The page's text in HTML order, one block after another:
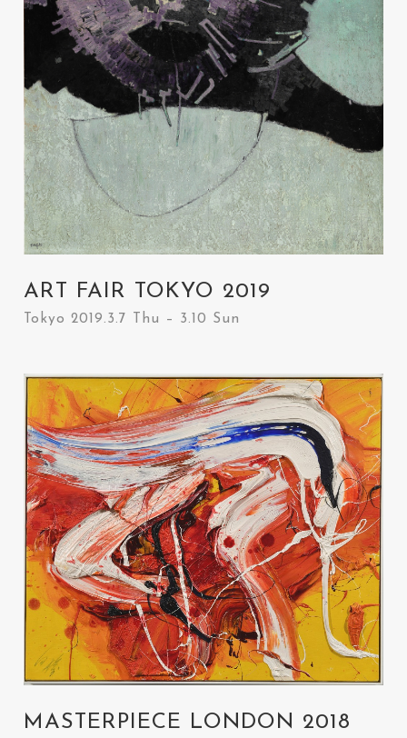
ART FAIR TOKYO 2019
Tokyo 2019.3.7 Thu – 3.10 Sun
MASTERPIECE LONDON 2018